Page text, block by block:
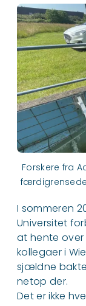
Forskere fra
I sommeren
Universitet
at hente over
kollegaer i
sjældne
netop der.
Det er ikke